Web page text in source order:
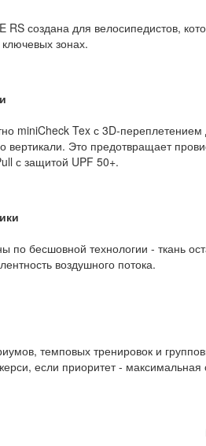
RS создана для велосипедистов,
зонах.
miniCheck Tex с 3D-переплетением
Это предотвращает
с защитой UPF 50+.
по бесшовной технологии - ткань
воздушного потока.
темповых тренировок и
если приоритет -